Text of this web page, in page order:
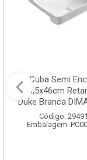
Cuba Semi
58,5x46cm
Duke Branca
Código:
Embalagem: